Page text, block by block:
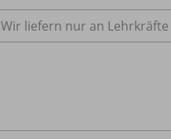
Wir liefern nur an